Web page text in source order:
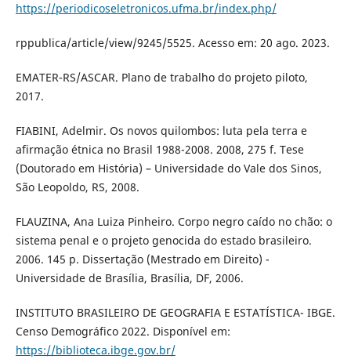
https://periodicoseletronicos.ufma.br/index.php/
rppublica/article/view/9245/5525. Acesso em: 20 ago. 2023.
EMATER-RS/ASCAR. Plano de trabalho do projeto piloto,
2017.
FIABINI, Adelmir. Os novos quilombos: luta pela terra e
afirmação étnica no Brasil 1988-2008. 2008, 275 f. Tese
(Doutorado em História) – Universidade do Vale dos Sinos,
São Leopoldo, RS, 2008.
FLAUZINA, Ana Luiza Pinheiro. Corpo negro caído no chão: o
sistema penal e o projeto genocida do estado brasileiro.
2006. 145 p. Dissertação (Mestrado em Direito) -
Universidade de Brasília, Brasília, DF, 2006.
INSTITUTO BRASILEIRO DE GEOGRAFIA E ESTATÍSTICA- IBGE.
Censo Demográfico 2022. Disponível em:
https://biblioteca.ibge.gov.br/